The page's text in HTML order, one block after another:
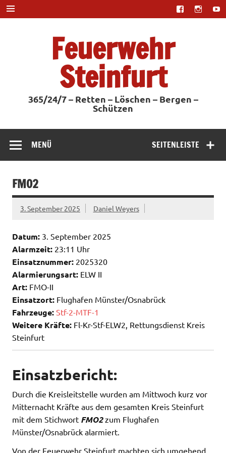
Zum
Inhalt
springen
Feuerwehr
Steinfurt
365/24/7 – Retten – Löschen – Bergen –
Schützen
SEITENLEISTE
MENÜ
FMO2
3. September 2025 Daniel Weyers
Datum: 3. September 2025
Alarmzeit: 23:11 Uhr
Einsatznummer: 2025320
Alarmierungsart: ELW II
Art: FMO-II
Einsatzort: Flughafen Münster/Osnabrück
Fahrzeuge: Stf-2-MTF-1
Weitere Kräfte: Fl-Kr-Stf-ELW2, Rettungsdienst Kreis
Steinfurt
Einsatzbericht:
Durch die Kreisleitstelle wurden am Mittwoch kurz vor
Mitternacht Kräfte aus dem gesamten Kreis Steinfurt
mit dem Stichwort FMO2zum Flughafen
Münster/Osnabrück alarmiert.
Von der Feuerwehr Steinfurt machten sich umgehend